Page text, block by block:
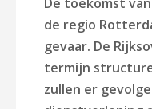
de regio
gevaar. De
termijn
zullen er